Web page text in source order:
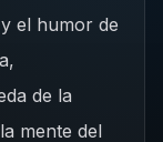
el humor de
de la
mente del